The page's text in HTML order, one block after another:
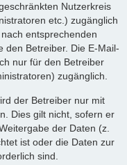
Nutzerkreis
etc.) zugänglich
entsprechenden
den Betreiber. Die E-Mail-
nur für den Betreiber
zugänglich.
der Betreiber nur mit
Dies gilt nicht, sofern er
der Daten (z.
ist oder die Daten zur
sind.